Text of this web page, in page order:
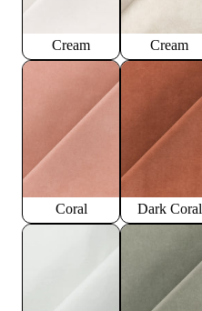
Cream Cream
Coral Dark Coral